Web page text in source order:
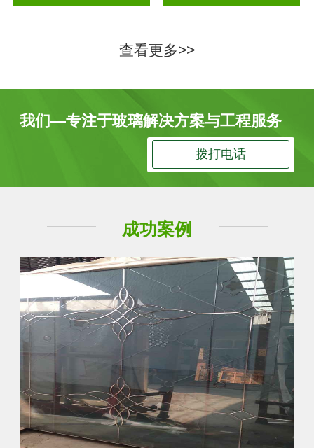
查看更多>>
我们—专注于玻璃解决方案与工程服务
拨打电话
成功案例